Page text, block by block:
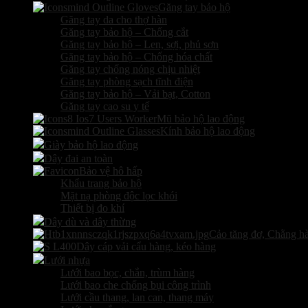
Găng tay bảo hộ
Găng tay da cho thợ hàn
Găng tay bảo hộ – Chống cắt
Găng tay bảo hộ – Len, sợi, phủ sơn
Găng tay bảo hộ – Chống hóa chất
Găng tay chống nóng chịu nhiệt
Găng tay phòng sạch tĩnh điện
Găng tay bảo hộ – Vải bạt, Cotton
Găng tay cao su y tế
Mũ bảo hộ lao động
Kính bảo hộ lao động
Giày bảo hộ lao động
Dây đai an toàn
Bảo vệ hô hấp
Khẩu trang bảo hộ
Mặt nạ phòng độc lọc khói
Thiết bị đo khí
Dây dù và dây thừng
Cảo tăng đơ, Chằng
Dây cáp vải cẩu hàng, kéo hàng
Lưới nhựa
Lưới bao bọc, chắn, trùm hàng
Lưới bao che chống bụi công trình
Lưới cầu thang, lan can, thang máy